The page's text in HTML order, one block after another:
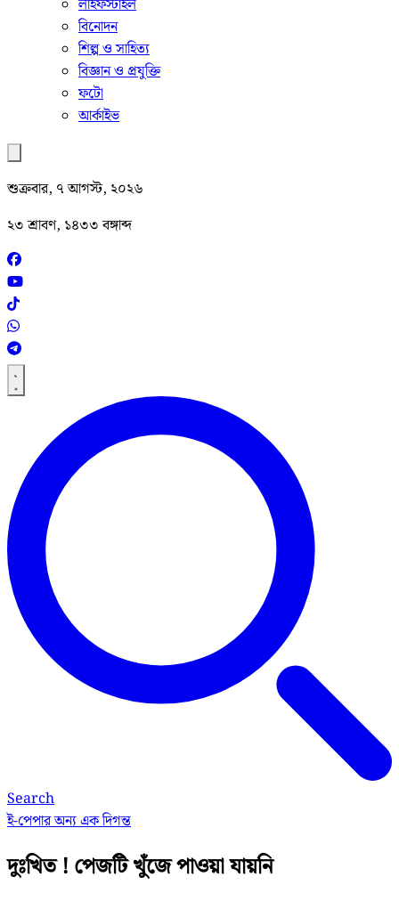
লাইফস্টাইল
বিনোদন
শিল্প ও সাহিত্য
বিজ্ঞান ও প্রযুক্তি
ফটো
আর্কাইভ
শুক্রবার, ৭ আগস্ট, ২০২৬
২৩ শ্রাবণ, ১৪৩৩ বঙ্গাব্দ
Search
ই-পেপারঅন্য এক দিগন্ত
দুঃখিত ! পেজটি খুঁজে পাওয়া যায়নি